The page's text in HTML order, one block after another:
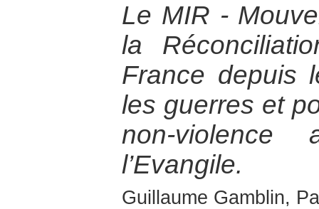
Le MIR -
la
France depuis
les guerres et
non-violence
l’Evangile.
Guillaume Gamblin,